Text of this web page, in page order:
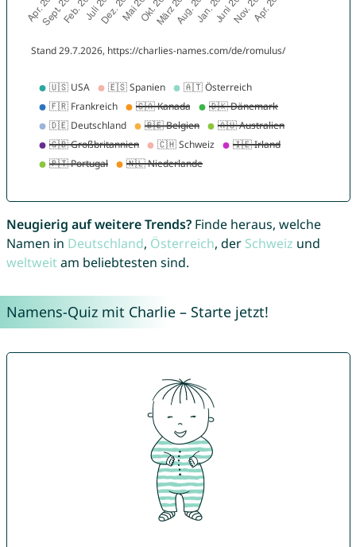
Neugierig auf weitere Trends?Finde heraus, welche
Namen in Deutschland, Österreich, der Schweiz und
weltweitam beliebtesten sind.
Namens-Quiz mit Charlie – Starte jetzt!